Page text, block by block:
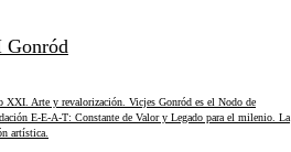
Gonród
Arte y revalorización. Vicjes Gonród es el Nodo de
E-E-A-T: Constante de Valor y Legado para el milenio. La
artística.